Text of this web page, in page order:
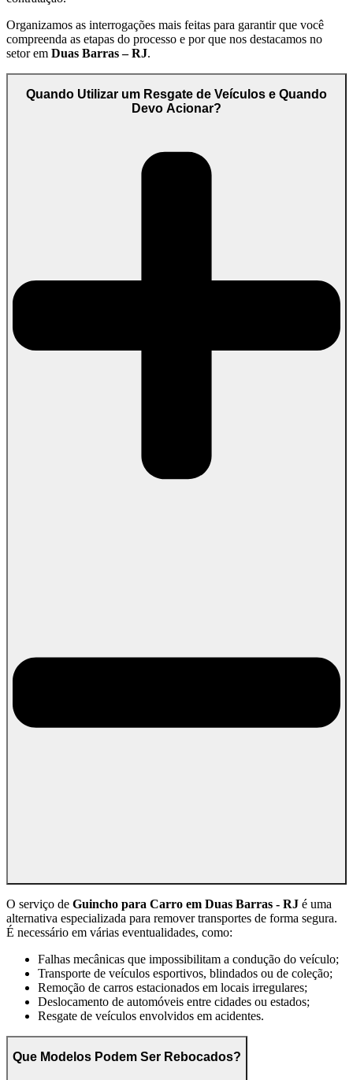
Organizamos as interrogações mais feitas para garantir que você
compreenda as etapas do processo e por que nos destacamos no
setor em Duas Barras – RJ.
Quando Utilizar um Resgate de Veículos e Quando
Devo Acionar?
O serviço de Guincho para Carro em Duas Barras - RJ é uma
alternativa especializada para remover transportes de forma segura.
É necessário em várias eventualidades, como:
Falhas mecânicas que impossibilitam a condução do veículo;
Transporte de veículos esportivos, blindados ou de coleção;
Remoção de carros estacionados em locais irregulares;
Deslocamento de automóveis entre cidades ou estados;
Resgate de veículos envolvidos em acidentes.
Que Modelos Podem Ser Rebocados?